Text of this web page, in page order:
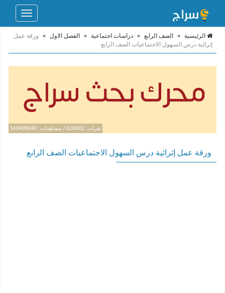
Toggle
الرئيسية » الصف الرابع » دراسات اجتماعية » الفصل الاول »
ورقة عمل
إثرائية درس السهول الاجتماعيات الصف الرابع
نقرات: 616681 / مشاهدات: 343499040
ورقة عمل إثرائية درس السهول الاجتماعيات الصف الرابع